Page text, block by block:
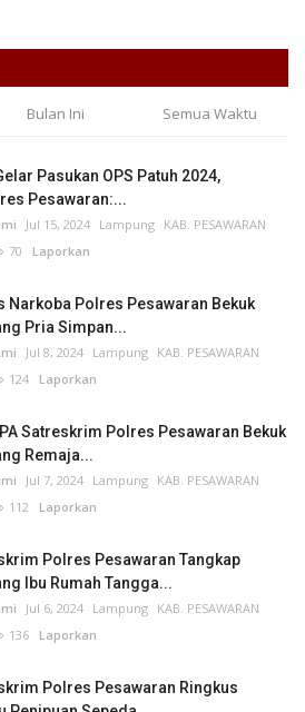
Bulan Ini Semua Waktu
Pasukan OPS Patuh 2024,
Pesawaran:...
Jul 15, 2024 Lampung KAB. PESAWARAN
70 Laporkan
Narkoba Polres Pesawaran Bekuk
Pria Simpan...
Jul 8, 2024 Lampung KAB. PESAWARAN
124 Laporkan
Satreskrim Polres Pesawaran Bekuk
Remaja...
Jul 7, 2024 Lampung KAB. PESAWARAN
112 Laporkan
Polres Pesawaran Tangkap
Ibu Rumah Tangga...
Jul 6, 2024 Lampung KAB. PESAWARAN
136 Laporkan
Polres Pesawaran Ringkus